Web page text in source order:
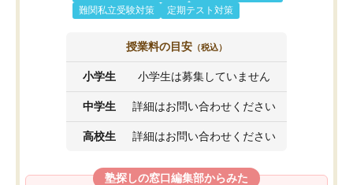
難関私立受験対策
定期テスト対策
授業料の目安 （税込）
小学生 小学生は募集していません
中学生 詳細はお問い合わせください
高校生 詳細はお問い合わせください
塾探しの窓口編集部からみた